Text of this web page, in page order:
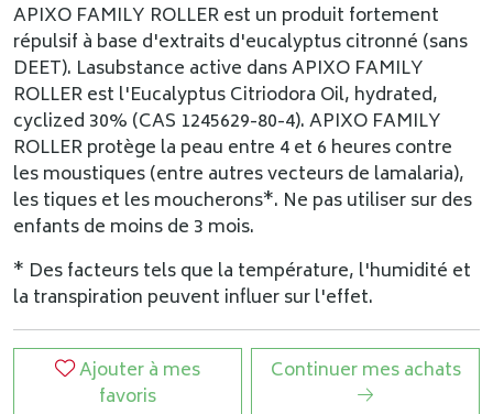
APIXO FAMILY ROLLER est un produit fortement
répulsif à base d'extraits d'eucalyptus citronné (sans
DEET). Lasubstance active dans APIXO FAMILY
ROLLER est l'Eucalyptus Citriodora Oil, hydrated,
cyclized 30% (CAS 1245629-80-4). APIXO FAMILY
ROLLER protège la peau entre 4 et 6 heures contre
les moustiques (entre autres vecteurs de lamalaria),
les tiques et les moucherons*. Ne pas utiliser sur des
enfants de moins de 3 mois.
* Des facteurs tels que la température, l'humidité et
la transpiration peuvent influer sur l'effet.
Ajouter à mes
favoris
Continuer mes achats